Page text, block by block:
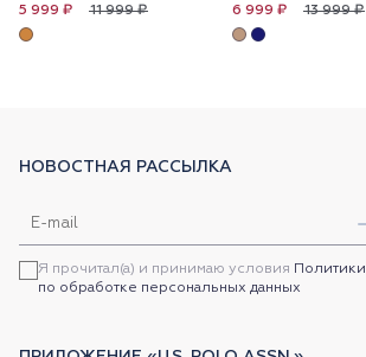
11 999 ₽
5 999 ₽ 13 999 ₽
6 999 ₽
НОВОСТНАЯ РАССЫЛКА
Я прочитал(а) и принимаю условия Политики
по обработке персональных данных